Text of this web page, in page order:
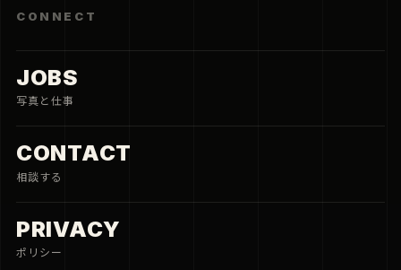
CONNECT
JOBS
写真と仕事
CONTACT
相談する
PRIVACY
ポリシー